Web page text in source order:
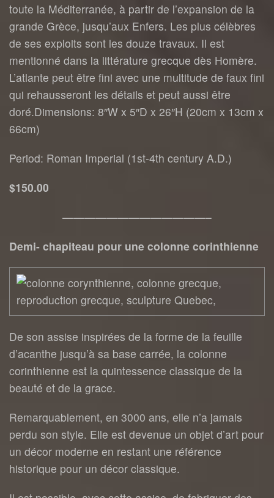
toute la Méditerranée, à partir de l’expansion de la
grande Grèce, jusqu’aux Enfers. Les plus célèbres
de ses exploits sont les douze travaux. Il est
mentionné dans la littérature grecque dès Homère.
L’atlante peut être fini avec une multitude de faux fini
qui rehausseront les détails et peut aussi être
doré.Dimensions: 8″W x 5″D x 26″H (20cm x 13cm x
66cm)
Period: Roman Imperial (1st-4th century A.D.)
$150.00
—————————————–
Demi- chapiteau pour une colonne corinthienne
De son assise inspirées de la forme de la feuille
d’acanthe jusqu’à sa base carrée, la colonne
corinthienne est la quintessence classique de la
beauté et de la grace.
Remarquablement, en 3000 ans, elle n’a jamais
perdu son style. Elle est devenue un objet d’art pour
un décor moderne en restant une référence
historique pour un décor classique.